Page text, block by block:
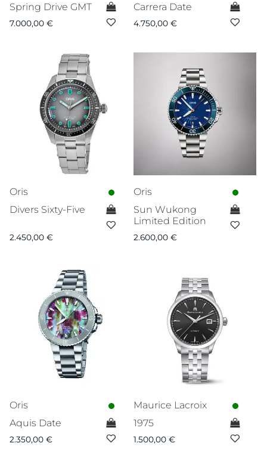
Spring Drive GMT
7.000,00 €
Carrera Date
4.750,00 €
Oris
Divers Sixty-Five
2.450,00 €
Oris
Sun Wukong
Limited Edition
2.600,00 €
Oris
Aquis Date
2.350,00 €
Maurice Lacroix
1975
1.500,00 €